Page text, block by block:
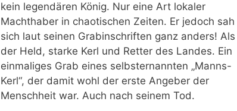
kein legendären König. Nur eine Art lokaler
Machthaber in chaotischen Zeiten. Er jedoch sah
sich laut seinen Grabinschriften ganz anders! Als
der Held, starke Kerl und Retter des Landes. Ein
einmaliges Grab eines selbsternannten „Manns-
Kerl“, der damit wohl der erste Angeber der
Menschheit war. Auch nach seinem Tod.